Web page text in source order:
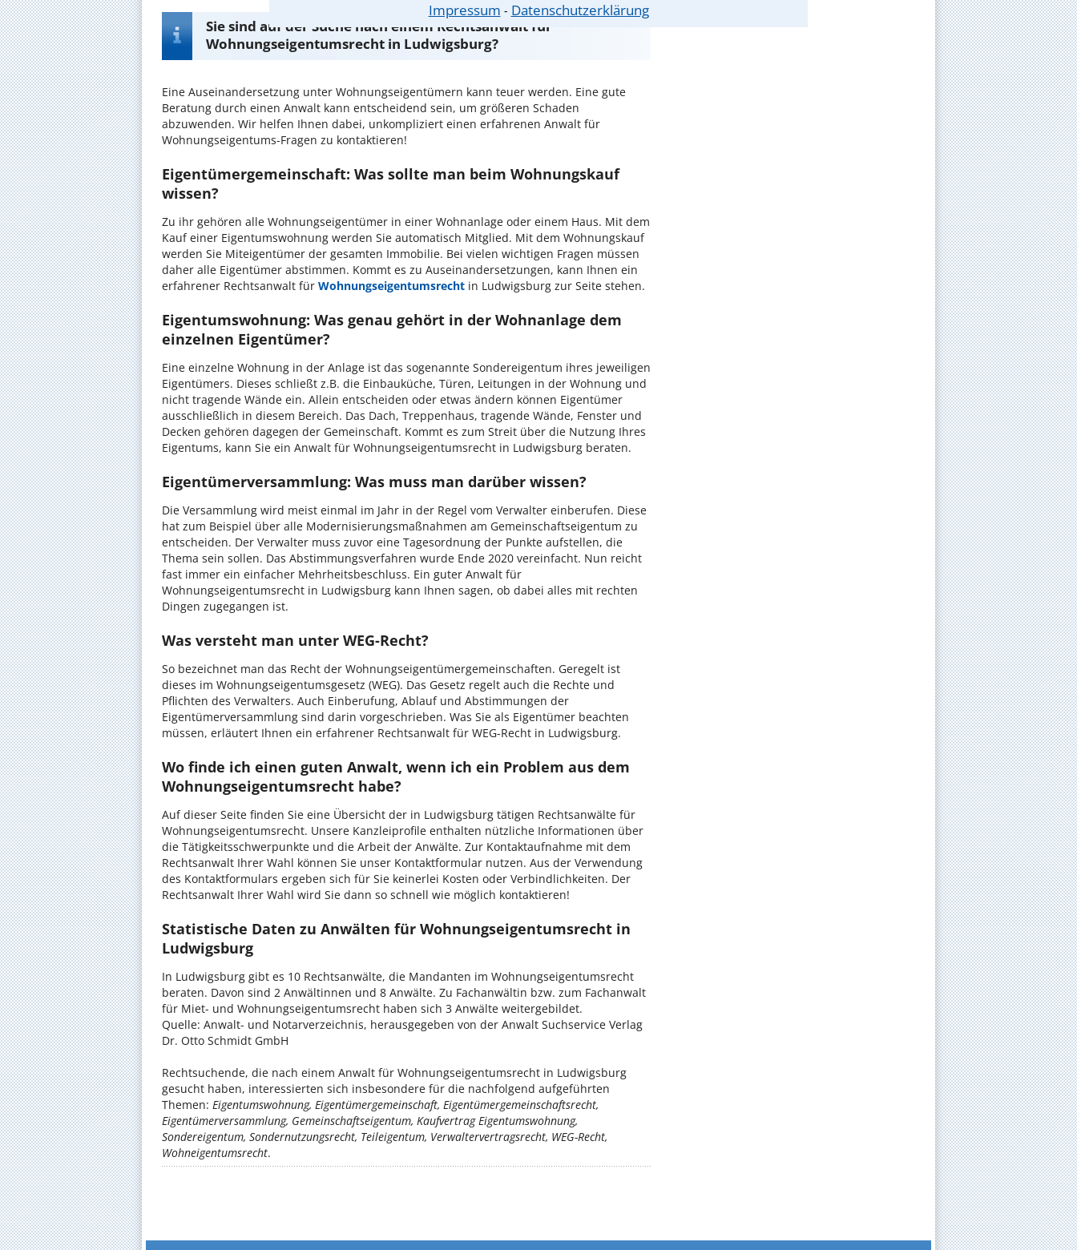
Impressum ⁃ Datenschutzerklärung
Sie sind auf der Suche nach einem Rechtsanwalt für
Wohnungseigentumsrecht in Ludwigsburg?
Eine Auseinandersetzung unter Wohnungseigentümern kann teuer werden. Eine gute
Beratung durch einen Anwalt kann entscheidend sein, um größeren Schaden
abzuwenden. Wir helfen Ihnen dabei, unkompliziert einen erfahrenen Anwalt für
Wohnungseigentums-Fragen zu kontaktieren!
Eigentümergemeinschaft: Was sollte man beim Wohnungskauf
wissen?
Zu ihr gehören alle Wohnungseigentümer in einer Wohnanlage oder einem Haus. Mit dem
Kauf einer Eigentumswohnung werden Sie automatisch Mitglied. Mit dem Wohnungskauf
werden Sie Miteigentümer der gesamten Immobilie. Bei vielen wichtigen Fragen müssen
daher alle Eigentümer abstimmen. Kommt es zu Auseinandersetzungen, kann Ihnen ein
erfahrener Rechtsanwalt für Wohnungseigentumsrecht in Ludwigsburg zur Seite stehen.
Eigentumswohnung: Was genau gehört in der Wohnanlage dem
einzelnen Eigentümer?
Eine einzelne Wohnung in der Anlage ist das sogenannte Sondereigentum ihres jeweiligen
Eigentümers. Dieses schließt z.B. die Einbauküche, Türen, Leitungen in der Wohnung und
nicht tragende Wände ein. Allein entscheiden oder etwas ändern können Eigentümer
ausschließlich in diesem Bereich. Das Dach, Treppenhaus, tragende Wände, Fenster und
Decken gehören dagegen der Gemeinschaft. Kommt es zum Streit über die Nutzung Ihres
Eigentums, kann Sie ein Anwalt für Wohnungseigentumsrecht in Ludwigsburg beraten.
Eigentümerversammlung: Was muss man darüber wissen?
Die Versammlung wird meist einmal im Jahr in der Regel vom Verwalter einberufen. Diese
hat zum Beispiel über alle Modernisierungsmaßnahmen am Gemeinschaftseigentum zu
entscheiden. Der Verwalter muss zuvor eine Tagesordnung der Punkte aufstellen, die
Thema sein sollen. Das Abstimmungsverfahren wurde Ende 2020 vereinfacht. Nun reicht
fast immer ein einfacher Mehrheitsbeschluss. Ein guter Anwalt für
Wohnungseigentumsrecht in Ludwigsburg kann Ihnen sagen, ob dabei alles mit rechten
Dingen zugegangen ist.
Was versteht man unter WEG-Recht?
So bezeichnet man das Recht der Wohnungseigentümergemeinschaften. Geregelt ist
dieses im Wohnungseigentumsgesetz (WEG). Das Gesetz regelt auch die Rechte und
Pflichten des Verwalters. Auch Einberufung, Ablauf und Abstimmungen der
Eigentümerversammlung sind darin vorgeschrieben. Was Sie als Eigentümer beachten
müssen, erläutert Ihnen ein erfahrener Rechtsanwalt für WEG-Recht in Ludwigsburg.
Wo finde ich einen guten Anwalt, wenn ich ein Problem aus dem
Wohnungseigentumsrecht habe?
Auf dieser Seite finden Sie eine Übersicht der in Ludwigsburg tätigen Rechtsanwälte für
Wohnungseigentumsrecht. Unsere Kanzleiprofile enthalten nützliche Informationen über
die Tätigkeitsschwerpunkte und die Arbeit der Anwälte. Zur Kontaktaufnahme mit dem
Rechtsanwalt Ihrer Wahl können Sie unser Kontaktformular nutzen. Aus der Verwendung
des Kontaktformulars ergeben sich für Sie keinerlei Kosten oder Verbindlichkeiten. Der
Rechtsanwalt Ihrer Wahl wird Sie dann so schnell wie möglich kontaktieren!
Statistische Daten zu Anwälten für Wohnungseigentumsrecht in
Ludwigsburg
In Ludwigsburg gibt es 10 Rechtsanwälte, die Mandanten im Wohnungseigentumsrecht
beraten. Davon sind 2 Anwältinnen und 8 Anwälte. Zu Fachanwältin bzw. zum Fachanwalt
für Miet- und Wohnungseigentumsrecht haben sich 3 Anwälte weitergebildet.
Quelle: Anwalt- und Notarverzeichnis, herausgegeben von der Anwalt Suchservice Verlag
Dr. Otto Schmidt GmbH
Rechtsuchende, die nach einem Anwalt für Wohnungseigentumsrecht in Ludwigsburg
gesucht haben, interessierten sich insbesondere für die nachfolgend aufgeführten
Themen: Eigentumswohnung, Eigentümergemeinschaft, Eigentümergemeinschaftsrecht,
Eigentümerversammlung, Gemeinschaftseigentum, Kaufvertrag Eigentumswohnung,
Sondereigentum, Sondernutzungsrecht, Teileigentum, Verwaltervertragsrecht, WEG-Recht,
Wohneigentumsrecht.